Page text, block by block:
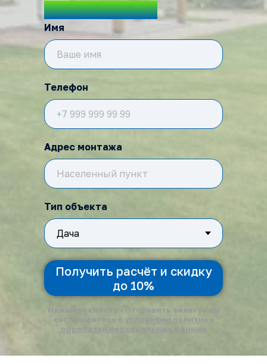
Имя
Телефон
Адрес монтажа
Тип объекта
Получить расчёт и скидку
до 10%
Нажимая кнопку «Отправить заявку» вы
соглашаетесь с услови
ями политики
обработки персональных данных
септик до 10%